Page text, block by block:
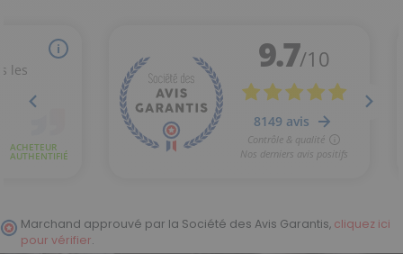
Marchand approuvé par la Société des Avis Garantis, cliquez ici
pour vérifier.